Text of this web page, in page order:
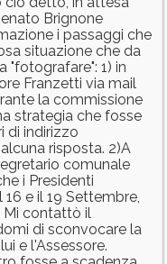
Brignone
i passaggi che
situazione che da
"fotografare": 1) in
Franzetti via mail
la commissione
strategia che fosse
di indirizzo
risposta. 2)A
comunale
i Presidenti
e il 19 Settembre,
Mi contattò il
di sconvocare la
e l'Assessore.